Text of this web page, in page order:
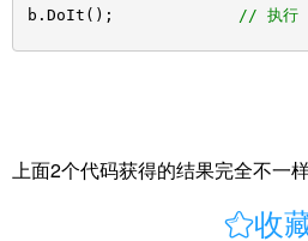
b.DoIt();
// 执行
上面2个代码获得的结果完全不一
收